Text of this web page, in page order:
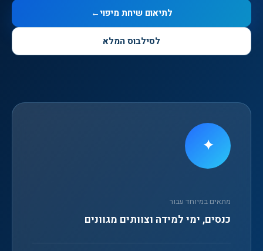
לתיאום שיחת מיפוי←
לסילבוס המלא
✦
מתאים במיוחד עבור
כנסים, ימי למידה וצוותים מגוונים